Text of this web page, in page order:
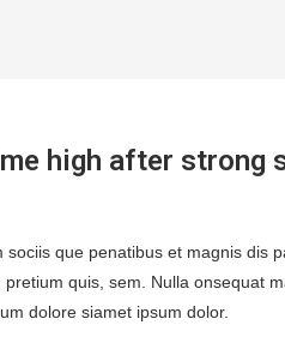
high after strong
que penatibus et magnis dis
quis, sem. Nulla onsequat
dolore siamet ipsum dolor.